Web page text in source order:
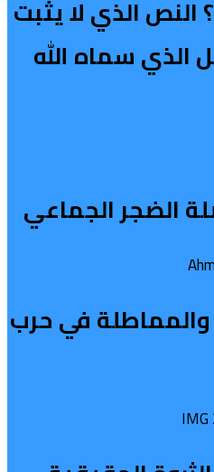
الذي لا يثبت
الذي سماه الله
الضجر الجماعي
في حرب